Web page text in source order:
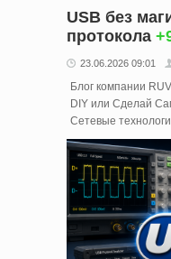
USB без
протокола
23.06.2026 09:01
Блог компании
DIY или Сделай
Сетевые